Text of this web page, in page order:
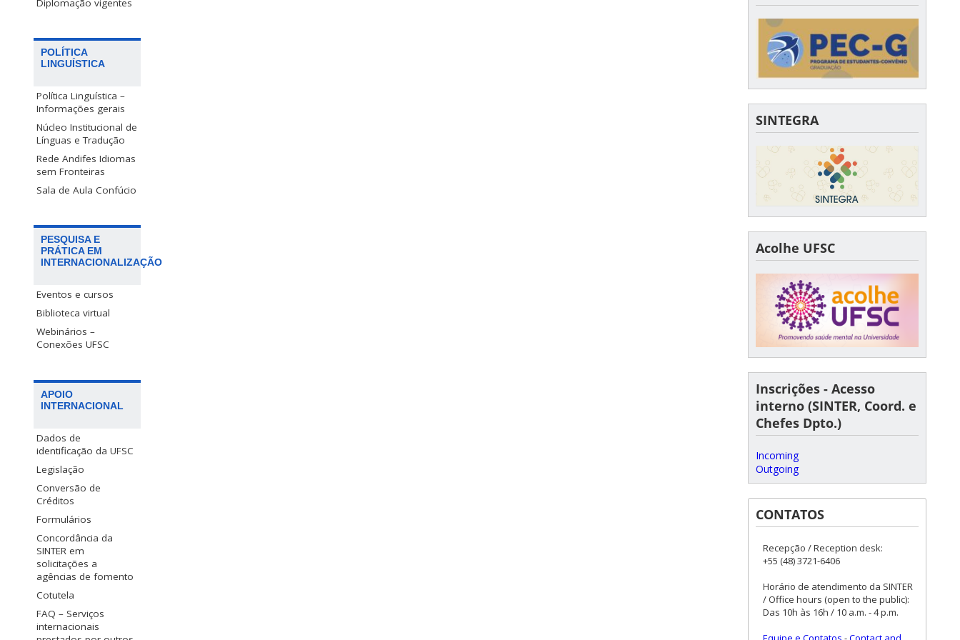
Diplomação vigentes
POLÍTICA
LINGUÍSTICA
Política Linguística –
Informações gerais
Núcleo Institucional de
Línguas e Tradução
Rede Andifes Idiomas
sem Fronteiras
Sala de Aula Confúcio
PESQUISA E
PRÁTICA EM
INTERNACIONALIZAÇÃO
Eventos e cursos
Biblioteca virtual
Webinários –
Conexões UFSC
APOIO
INTERNACIONAL
Dados de
identificação da UFSC
Legislação
Conversão de
Créditos
Formulários
Concordância da
SINTER em
solicitações a
agências de fomento
Cotutela
FAQ – Serviços
internacionais
SINTEGRA
Acolhe UFSC
Inscrições - Acesso
interno (SINTER, Coord. e
Chefes Dpto.)
Incoming
Outgoing
CONTATOS
Recepção / Reception desk:
+55 (48) 3721-6406
Horário de atendimento da SINTER
/ Office hours (open to the public):
Das 10h às 16h / 10 a.m. - 4 p.m.